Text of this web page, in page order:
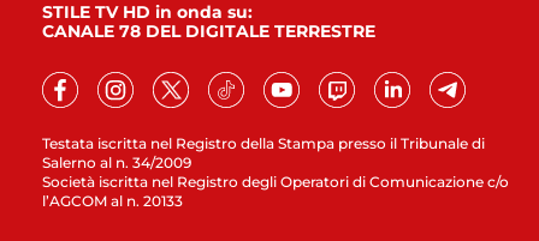
Testata iscritta nel Registro della Stampa presso il Tribunale di
Salerno al n. 34/2009
Società iscritta nel Registro degli Operatori di Comunicazione c/o
l’AGCOM al n. 20133
STILE TV HD in onda su:
CANALE 78 DEL DIGITALE TERRESTRE